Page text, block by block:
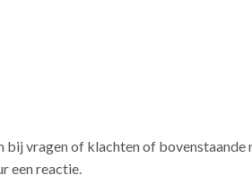
bij vragen of klachten of
een reactie.